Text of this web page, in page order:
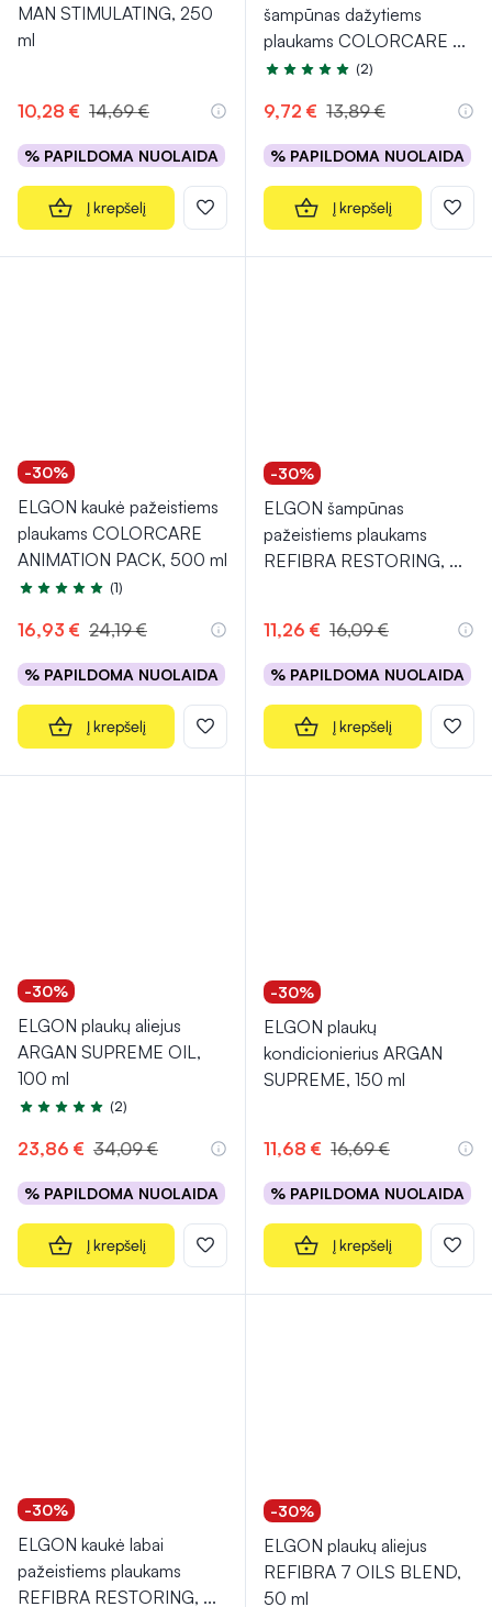
MAN STIMULATING, 250
ml
10,28 € 14,69 €
% PAPILDOMA NUOLAIDA
Į krepšelį
šampūnas dažytiems
plaukams COLORCARE ...
Įvertinimas 5.0 iš 5
(2)
9,72 € 13,89 €
% PAPILDOMA NUOLAIDA
Į krepšelį
-30%
ELGON kaukė pažeistiems
plaukams COLORCARE
ANIMATION PACK, 500 ml
Įvertinimas 5.0 iš 5
(1)
16,93 € 24,19 €
% PAPILDOMA NUOLAIDA
Į krepšelį
-30%
ELGON šampūnas
pažeistiems plaukams
REFIBRA RESTORING, ...
11,26 € 16,09 €
% PAPILDOMA NUOLAIDA
Į krepšelį
-30%
ELGON plaukų aliejus
ARGAN SUPREME OIL,
100 ml
Įvertinimas 4.5 iš 5
(2)
23,86 € 34,09 €
% PAPILDOMA NUOLAIDA
Į krepšelį
-30%
ELGON plaukų
kondicionierius ARGAN
SUPREME, 150 ml
11,68 € 16,69 €
% PAPILDOMA NUOLAIDA
Į krepšelį
-30%
ELGON kaukė labai
pažeistiems plaukams
REFIBRA RESTORING, ...
-30%
ELGON plaukų aliejus
REFIBRA 7 OILS BLEND,
50 ml